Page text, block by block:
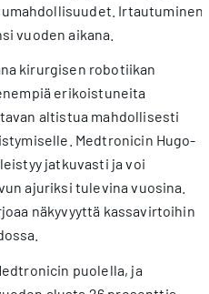
Irtautuminen
vuoden aikana.
kirurgisen robotiikan
erikoistuneita
altistua mahdollisesti
Medtronicin Hugo-
jatkuvasti ja voi
ajuriksi tulevina vuosina.
näkyvyyttä kassavirtoihin
puolella, ja